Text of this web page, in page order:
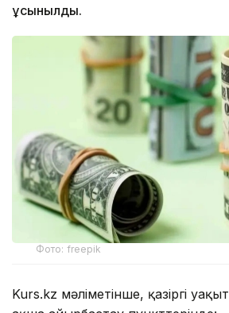
ұсынылды.
Фото: freepik
Kurs.kz мәліметінше, қазіргі